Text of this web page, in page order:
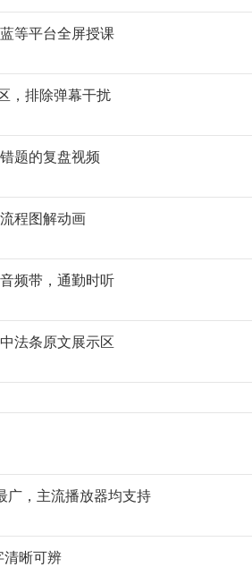
等平台全屏授课
，排除弹幕干扰
题的复盘视频
程图解动画
频带，通勤时听
法条原文展示区
广，主流播放器均支持
清晰可辨